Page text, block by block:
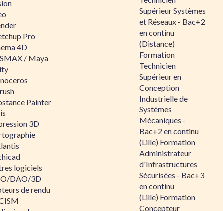
Pro
4D
/ Maya
Painter
3D
logiciels
DAO/3D
de rendu
Supérieur Systèmes
et Réseaux - Bac+2
en continu
(Distance)
Formation
Technicien
Supérieur en
Conception
Industrielle de
Systèmes
Mécaniques -
Bac+2 en continu
(Lille) Formation
Administrateur
d'Infrastructures
Sécurisées - Bac+3
en continu
(Lille) Formation
Concepteur